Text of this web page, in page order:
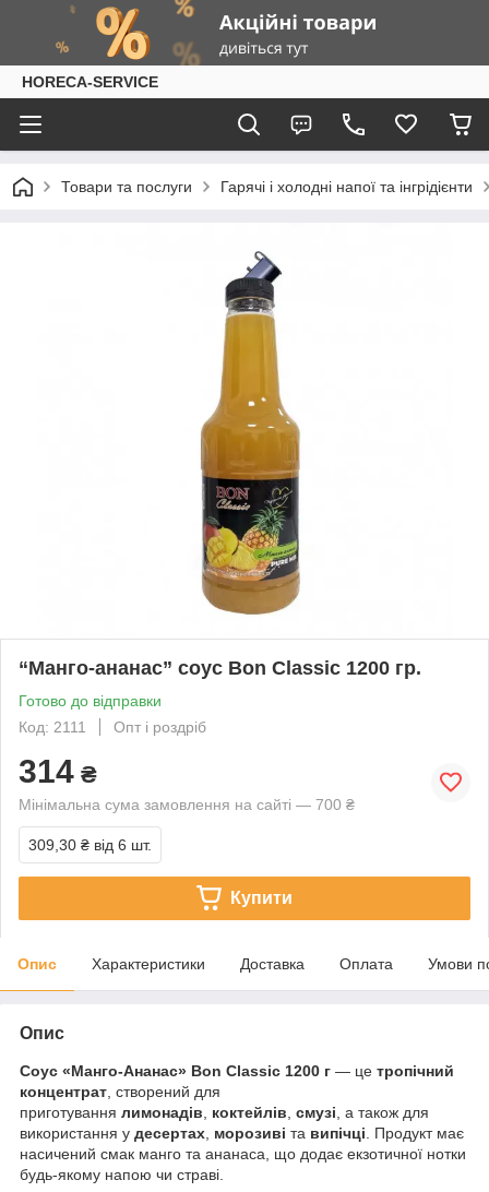
HORECA-SERVICE
Товари та послуги Гарячі і холодні напої та інгрідієнти
“Манго-ананас” соус Bon Classic 1200 гр.
Готово до відправки
Код: 2111
Опт і роздріб
314 ₴
Мінімальна сума замовлення на сайті — 700 ₴
309,30 ₴ від 6 шт.
Купити
Опис Характеристики Доставка Оплата Умови
Опис
Соус «Манго-Ананас» Bon Classic 1200 г — це тропічний
концентрат , створений для
приготування лимонадів коктейлів смузі , а також для
використання у десертах морозиві та випічці . Продукт має
насичений смак манго та ананаса, що додає екзотичної нотки
будь-якому напою чи страві.